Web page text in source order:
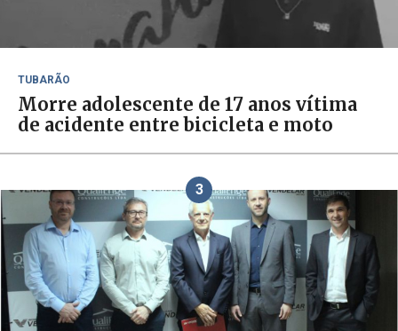
TUBARÃO
Morre adolescente de 17 anos vítima
de acidente entre bicicleta e moto
3